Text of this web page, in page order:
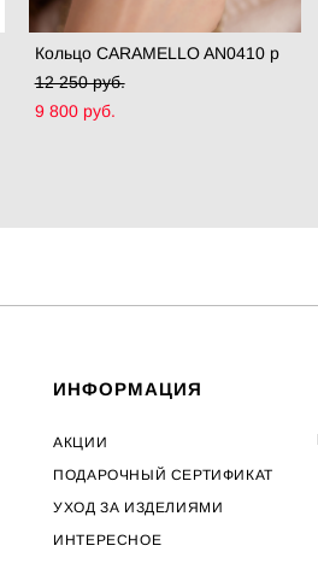
Кольцо CARAMELLO AN0410 p
12 250 pуб.
9 800 pуб.
ИНФОРМАЦИЯ
АКЦИИ
ПОДАРОЧНЫЙ СЕРТИФИКАТ
УХОД ЗА ИЗДЕЛИЯМИ
ИНТЕРЕСНОЕ